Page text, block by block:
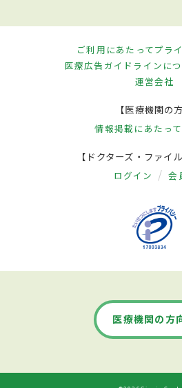
ご利用にあたってプラ
医療広告ガイドラインに
運営会社
【医療機関の方
情報掲載にあたって
【ドクターズ・ファイ
ログイン 会
医療機関の方